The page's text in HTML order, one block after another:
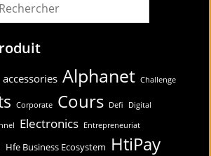
accessories Alphanet Challenge
Corporate Cours Defi Digital
Electronics Entrepreneuriat
Hfe Business Ecosystem HtiPay